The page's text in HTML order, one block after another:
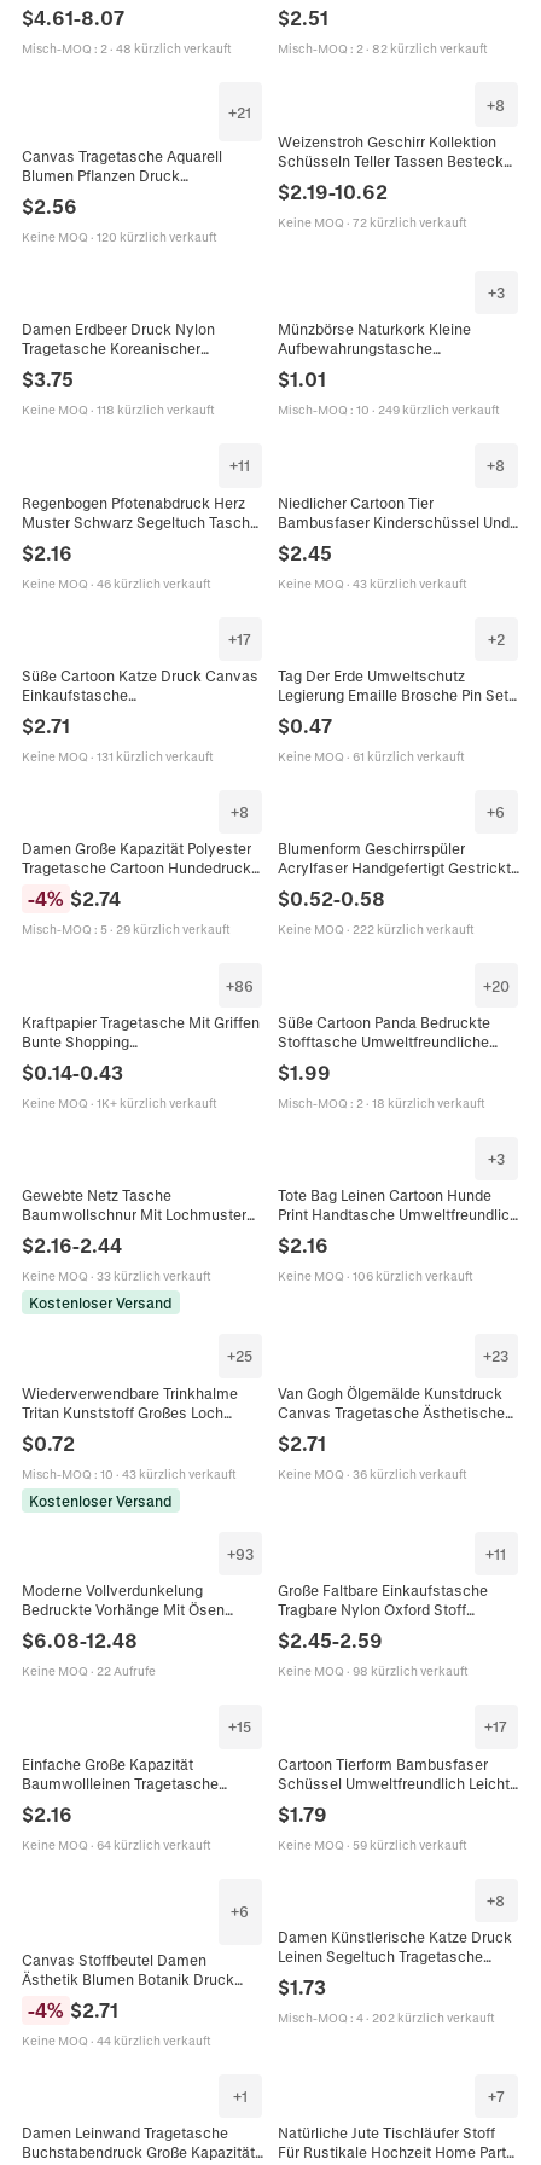
Bambusdeckel Umweltschonend
Tragbares Trinkgefäß Luxus Stil
$4.61-8.07
Misch-MOQ : 2· 48 kürzlich verkauft
Umweltfreundlich
Wiederverwendbar Große
Einkaufen Schultertasche
$2.51
Misch-MOQ : 2· 82 kürzlich verkauft
+21
Canvas Tragetasche Aquarell
Blumen Pflanzen Druck
Schultertasche
Wiederverwendbare
Einkaufstasche Studenten Mode
$2.56
Keine MOQ · 120 kürzlich verkauft
+8
Weizenstroh Geschirr Kollektion
Schüsseln Teller Tassen Besteck
Umweltfreundlich Leicht
$2.19-10.62
Keine MOQ · 72 kürzlich verkauft
Damen Erdbeer Druck Nylon
Tragetasche Koreanischer
Künstlerischer Stil Große Kapazität
Schultertasche Umweltfreundliche
Einkaufstasche
$3.75
Keine MOQ · 118 kürzlich verkauft
+3
Münzbörse Naturkork Kleine
Aufbewahrungstasche
Doppelreißverschluss
Umweltfreundliche Ethnische
Druck Brieftasche Für Schlüssel
$1.01
Misch-MOQ : 10 · 249 kürzlich verkauft
+11
Regenbogen Pfotenabdruck Herz
Muster Schwarz Segeltuch Tasche
Wiederverwendbar Schulter
Einkaufstasche Mode Alltag
$2.16
Keine MOQ · 46 kürzlich verkauft
+8
Niedlicher Cartoon Tier
Bambusfaser Kinderschüssel Und
Umweltfreundliches
Kleinkindergeschirr
$2.45
Keine MOQ · 43 kürzlich verkauft
+17
Süße Cartoon Katze Druck Canvas
Einkaufstasche
Wiederverwendbare
Schultertasche Handtasche Für
Frauen Mädchen Kawaii Faltbar
$2.71
Keine MOQ · 131 kürzlich verkauft
+2
Tag Der Erde Umweltschutz
Legierung Emaille Brosche Pin Set
Rettet Den Planeten Abzeichen Für
Unisex Täglich Schmuck
Geschenk
$0.47
Keine MOQ · 61 kürzlich verkauft
+8
Damen Große Kapazität Polyester
Tragetasche Cartoon Hundedruck
Einkaufstasche Schultertasche
Wiederverwendbare Handtasche
Alltag
-4% $2.74
Misch-MOQ : 5· 29 kürzlich verkauft
+6
Blumenform Geschirrspüler
Acrylfaser Handgefertigt Gestrickt
Kratzfest Küche
Reinigungswerkzeug
Umweltfreundlich Reiniger
$0.52-0.58
Keine MOQ · 222 kürzlich verkauft
+86
Kraftpapier Tragetasche Mit Griffen
Bunte Shopping
Geschenkverpackung
Wiederverwendbar Faltbar
Umweltfreundlich Boutique Beutel
$0.14-0.43
Keine MOQ · 1K+ kürzlich verkauft
+20
Süße Cartoon Panda Bedruckte
Stofftasche Umweltfreundliche
Wiederverwendbare
Einkaufstasche Für Damen
Studenten Täglich Schule
$1.99
Misch-MOQ : 2· 18 kürzlich verkauft
Gewebte Netz Tasche
Baumwollschnur Mit Lochmuster
Shopping Tote Wiederverwendbare
Umweltfreundliche Strand
Handtasche
$2.16-2.44
Keine MOQ · 33 kürzlich verkauft
Kostenloser Versand
+3
Tote Bag Leinen Cartoon Hunde
Print Handtasche Umweltfreundlich
Einkaufen Schultertasche
Künstlerisches Tiermuster
Wiederverwendbar
$2.16
Keine MOQ · 106 kürzlich verkauft
+25
Wiederverwendbare Trinkhalme
Tritan Kunststoff Großes Loch
Umweltfreundliches Zubehör
$0.72
Misch-MOQ : 10 · 43 kürzlich verkauft
Kostenloser Versand
+23
Van Gogh Ölgemälde Kunstdruck
Canvas Tragetasche Ästhetische
Wiederverwendbare Handtasche
$2.71
Keine MOQ · 36 kürzlich verkauft
+93
Moderne Vollverdunkelung
Bedruckte Vorhänge Mit Ösen
Umweltfreundliche Beschichtung
Blumenmuster Fensterbehandlung
Für Schlafzimmer Wohnzimmer
$6.08-12.48
Keine MOQ · 22 Aufrufe
+11
Große Faltbare Einkaufstasche
Tragbare Nylon Oxford Stoff
Wasserdichte Handtasche
Umweltfreundliche Kontrastfarben
$2.45-2.59
Keine MOQ · 98 kürzlich verkauft
+15
Einfache Große Kapazität
Baumwollleinen Tragetasche
Schulterhandtasche Für Studenten
Alltag Einkaufstasche
$2.16
Keine MOQ · 64 kürzlich verkauft
+17
Cartoon Tierform Bambusfaser
Schüssel Umweltfreundlich Leicht
Kinder Langlebig Ungiftig Geschirr
$1.79
Keine MOQ · 59 kürzlich verkauft
+6
Canvas Stoffbeutel Damen
Ästhetik Blumen Botanik Druck
Handtasche Wiederverwendbar
Öko Einkaufstasche
-4% $2.71
Keine MOQ · 44 kürzlich verkauft
+8
Damen Künstlerische Katze Druck
Leinen Segeltuch Tragetasche
Umweltfreundliche Einkaufstasche
Mit Meeresmuster
$1.73
Misch-MOQ : 4· 202 kürzlich verkauft
+1
Damen Leinwand Tragetasche
Buchstabendruck Große Kapazität
+7
Natürliche Jute Tischläufer Stoff
Für Rustikale Hochzeit Home Party